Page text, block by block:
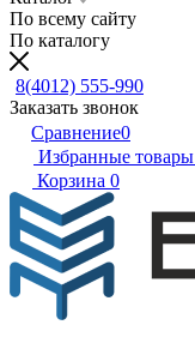
По всему сайту
По каталогу
8(4012) 555-990
Заказать звонок
Сравнение0
Избранные товары
Корзина 0